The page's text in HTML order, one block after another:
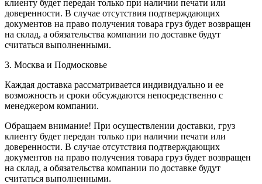
клиенту будет передан только при наличии печати или
доверенности. В случае отсутствия подтверждающих
документов на право получения товара груз будет возвращен
на склад, а обязательства компании по доставке будут
считаться выполненными.
3. Москва и Подмосковье
Каждая доставка рассматривается индивидуально и ее
возможность и сроки обсуждаются непосредственно с
менеджером компании.
Обращаем внимание! При осуществлении доставки, груз
клиенту будет передан только при наличии печати или
доверенности. В случае отсутствия подтверждающих
документов на право получения товара груз будет возвращен
на склад, а обязательства компании по доставке будут
считаться выполненными.